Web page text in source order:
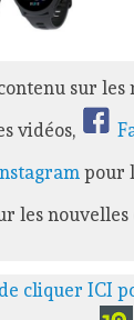
sur les
vidéos,
pour
les nouvelles
de cliquer ICI